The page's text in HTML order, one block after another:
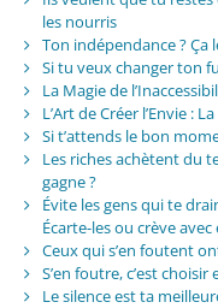
les nourris
Ton indépendance ? Ça
Si tu veux changer ton
La Magie de
L’Art de Créer l’Envie :
Si t’attends le bon
Les riches achètent du
gagne ?
Évite les gens qui te
Écarte-les ou crève avec
Ceux qui s’en foutent
S’en foutre, c’est
Le silence est ta